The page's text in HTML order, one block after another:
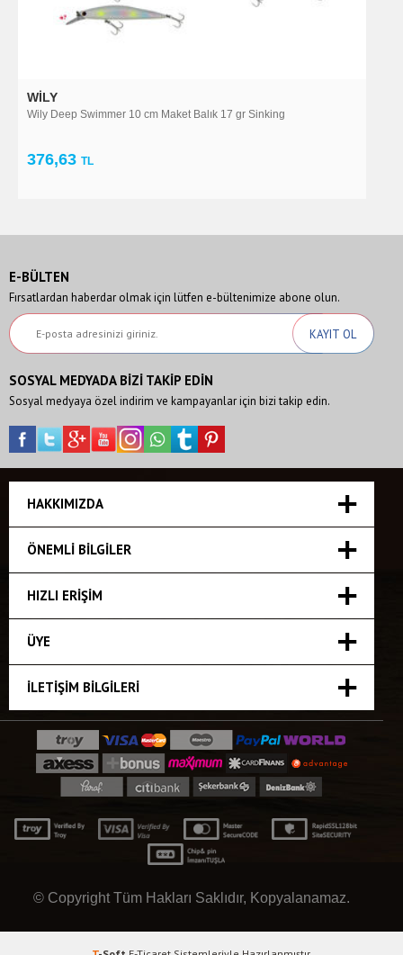
WILY
Wily Deep Swimmer 10 cm Maket Balık 17 gr Sinking
376,63 TL
E-BÜLTEN
Fırsatlardan haberdar olmak için lütfen e-bültenimize abone olun.
SOSYAL MEDYADA BİZİ TAKİP EDİN
Sosyal medyaya özel indirim ve kampayanlar için bizi takip edin.
HAKKIMIZDA
ÖNEMLI BILGILER
HIZLI ERIŞIM
ÜYE
İLETIŞIM BILGILERI
© Copyright Tüm Hakları Saklıdır, Kopyalanamaz.